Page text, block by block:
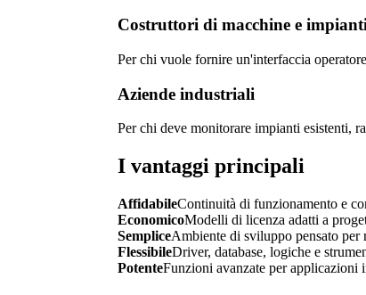
Costruttori di macchine e impianti
Per chi vuole fornire un'interfaccia
Aziende industriali
Per chi deve monitorare impianti esistenti,
I vantaggi principali
AffidabileContinuità di funzionamento e
EconomicoModelli di licenza adatti a
SempliceAmbiente di sviluppo pensato per
FlessibileDriver, database, logiche e
PotenteFunzioni avanzate per applicazioni